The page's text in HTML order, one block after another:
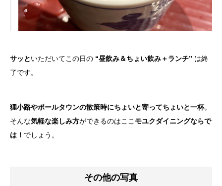
サッといただいてこの日の “昼飲み＆ちょい飲み＋ランチ” は終
了です。
狸小路やポールタウンの散策時にちょいと寄ってちょいと一杯。
そんな気軽な楽しみ方ができるのはここ モユクダイニングならで
は！ でしょう。
その他の写真